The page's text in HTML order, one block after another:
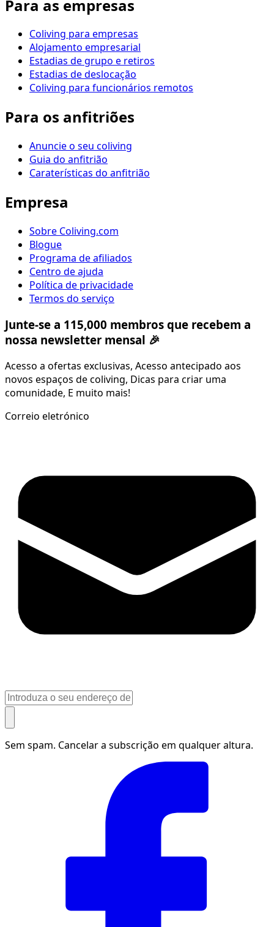
Para as empresas
Coliving para empresas
Alojamento empresarial
Estadias de grupo e retiros
Estadias de deslocação
Coliving para funcionários remotos
Para os anfitriões
Anuncie o seu coliving
Guia do anfitrião
Caraterísticas do anfitrião
Empresa
Sobre Coliving.com
Blogue
Programa de afiliados
Centro de ajuda
Política de privacidade
Termos do serviço
Junte-se a 115,000 membros que recebem a
nossa newsletter mensal 🎉
Acesso a ofertas exclusivas, Acesso antecipado aos
novos espaços de coliving, Dicas para criar uma
comunidade, E muito mais!
Correio eletrónico
Sem spam. Cancelar a subscrição em qualquer altura.